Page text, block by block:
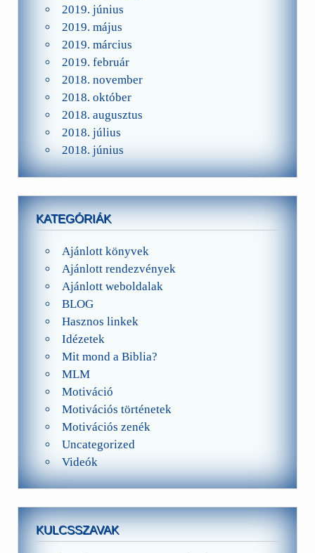
2019. június
2019. május
2019. március
2019. február
2018. november
2018. október
2018. augusztus
2018. július
2018. június
KATEGÓRIÁK
Ajánlott könyvek
Ajánlott rendezvények
Ajánlott weboldalak
BLOG
Hasznos linkek
Idézetek
Mit mond a Biblia?
MLM
Motiváció
Motivációs történetek
Motivációs zenék
Uncategorized
Videók
KULCSSZAVAK